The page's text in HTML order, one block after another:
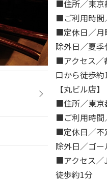
■住所／東京
■ご利用時間
■定休日／月
除外日／夏
■アクセス／
口から徒歩約
【丸ビル店】
■住所／東京
■ご利用時間
■定休日／不
除外日／ゴ
■アクセス／
徒歩約1分